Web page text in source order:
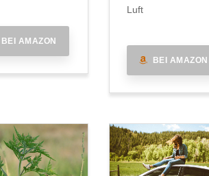
BEI AMAZON
Luft
BEI AMAZON